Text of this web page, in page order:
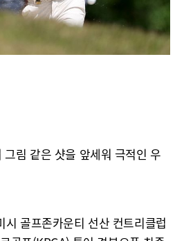
림 같은 샷을 앞세워 극적인 우
시 골프존카운티 선산 컨트리클럽